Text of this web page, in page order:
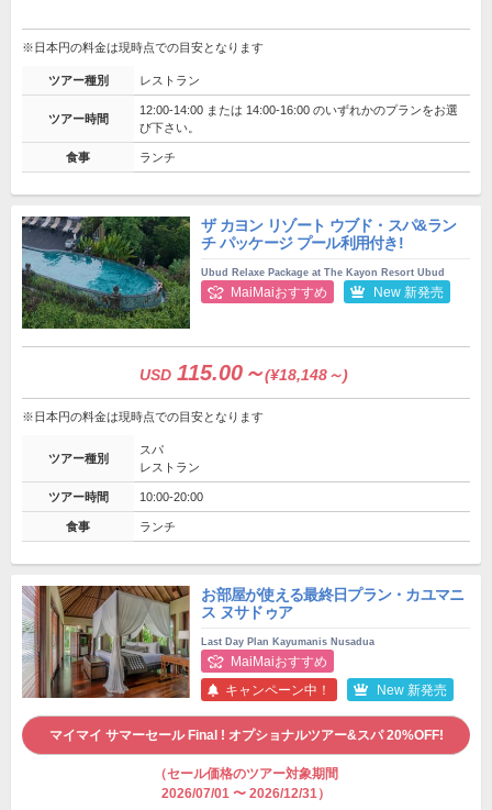
※日本円の料金は現時点での目安となります
ツアー種別 レストラン
ツアー時間
12:00-14:00 または 14:00-16:00 のいずれかのプランをお選
び下さい。
食事 ランチ
ザ カヨン リゾート ウブド・スパ&ラン
チ パッケージ プール利用付き!
Ubud Relaxe Package at The Kayon Resort Ubud
MaiMaiおすすめ New 新発売
USD 115.00～(¥18,148～)
※日本円の料金は現時点での目安となります
ツアー種別
スパ
レストラン
ツアー時間 10:00-20:00
食事 ランチ
お部屋が使える最終日プラン・カユマニ
ス ヌサドゥア
Last Day Plan Kayumanis Nusadua
MaiMaiおすすめ
キャンペーン中！
New 新発売
マイマイ サマーセール Final ! オプショナルツアー&スパ 20%OFF!
（セール価格のツアー対象期間
2026/07/01 〜 2026/12/31）